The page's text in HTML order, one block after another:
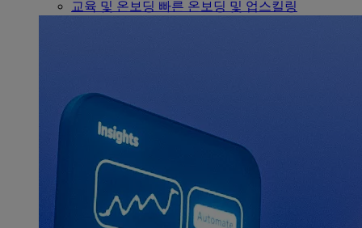
교육 및 온보딩 빠른 온보딩 및 업스킬링